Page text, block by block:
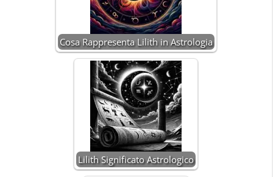
Cosa Rappresenta Lilith in Astrologia
Lilith Significato Astrologico